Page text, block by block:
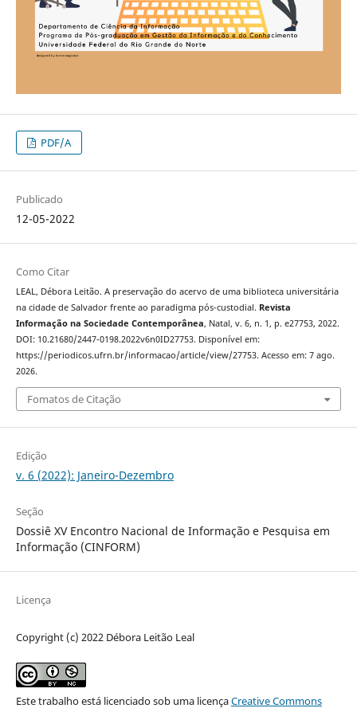
PDF/A
Publicado
12-05-2022
Como Citar
LEAL, Débora Leitão. A preservação do acervo de uma biblioteca universitária
na cidade de Salvador frente ao paradigma pós-custodial. Revista
Informação na Sociedade Contemporânea, Natal, v. 6, n. 1, p. e27753, 2022.
DOI: 10.21680/2447-0198.2022v6n0ID27753. Disponível em:
https://periodicos.ufrn.br/informacao/article/view/27753. Acesso em: 7 ago.
2026.
Fomatos de Citação
Edição
v. 6 (2022): Janeiro-Dezembro
Seção
Dossiê XV Encontro Nacional de Informação e Pesquisa em
Informação (CINFORM)
Licença
Copyright (c) 2022 Débora Leitão Leal
Este trabalho está licenciado sob uma licençaCreative Commons